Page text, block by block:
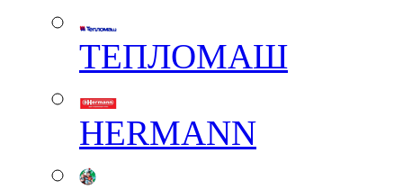
ТЕПЛОМАШ
HERMANN